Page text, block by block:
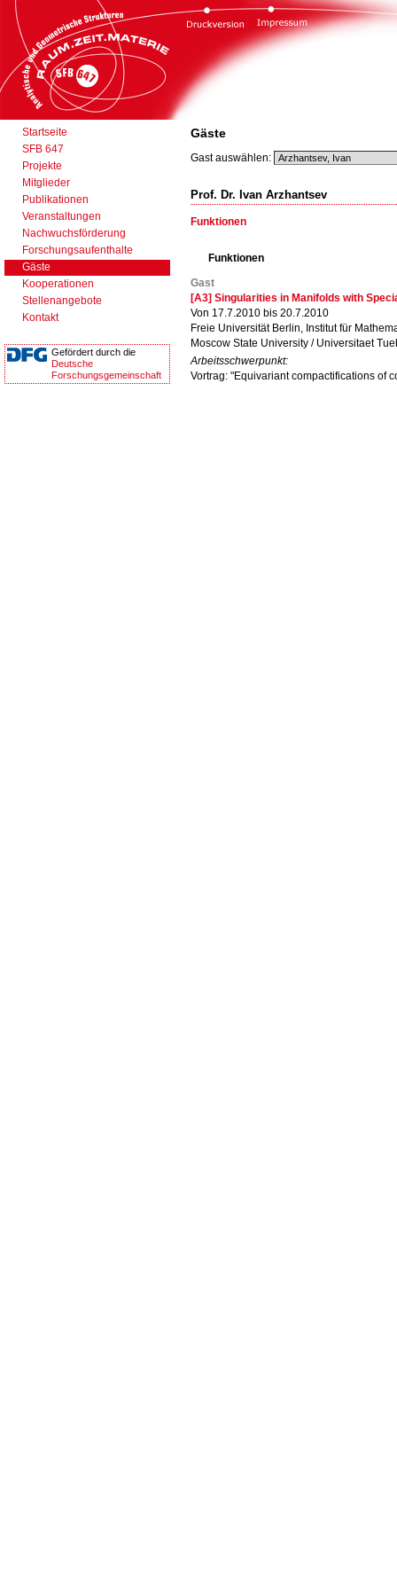
Startseite
SFB 647
Projekte
Mitglieder
Publikationen
Veranstaltungen
Nachwuchsförderung
Forschungsaufenthalte
Gäste
Kooperationen
Stellenangebote
Kontakt
Gefördert durch die
Deutsche
Forschungsgemeinschaft
Gäste
Gast auswählen:
Prof. Dr. Ivan Arzhantsev
Funktionen
Funktionen
Gast
[A3] Singularities in Manifolds with
Von 17.7.2010 bis 20.7.2010
Freie Universität Berlin, Institut für
Moscow State University / Universitaet
Arbeitsschwerpunkt:
Vortrag: "Equivariant compactifications of